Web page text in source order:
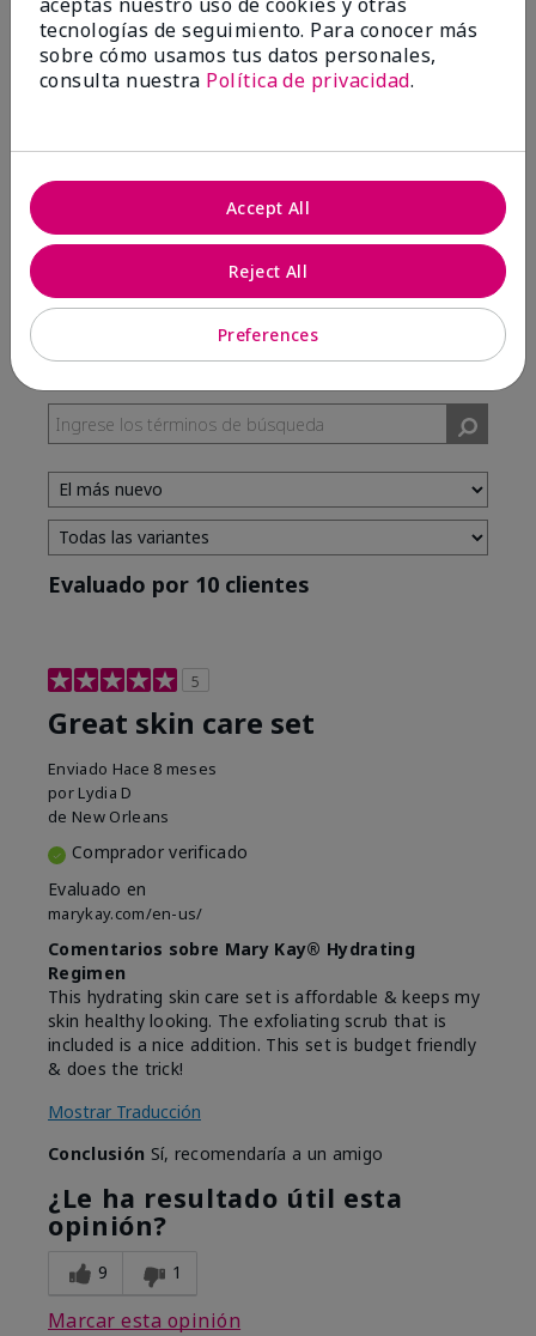
100%
Evaluado por 10 clientes
5
Great skin care set
Enviado Hace 8 meses
por Lydia D
de New Orleans
Comprador verificado
Evaluado en
marykay.com/en-us/
Comentarios sobre Mary Kay® Hydrating
Regimen
This hydrating skin care set is affordable & keeps my
skin healthy looking. The exfoliating scrub that is
included is a nice addition. This set is budget friendly
& does the trick!
Mostrar Traducción
Conclusión Sí, recomendaría a un amigo
¿Le ha resultado útil esta
opinión?
9 1
Marcar esta opinión
tecnologías de seguimiento. Para conocer más
sobre cómo usamos tus datos personales,
consulta nuestra Política de privacidad.
Preferences
Reject All
Accept All